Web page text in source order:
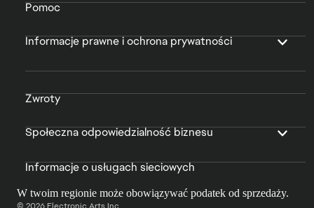
Pomoc
Informacje prawne i ochrona prywatności
Zwroty
Społeczna odpowiedzialność biznesu
Informacje o usługach sieciowych
W twoim regionie może obowiązywać podatek od sprzedaży.
© 2026 Electronic Arts Inc.